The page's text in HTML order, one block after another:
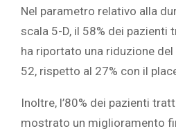
Nel parametro relativo alla
scala 5-D, il 58% dei
ha riportato una riduzione
52, rispetto al 27% con il
Inoltre, l’80% dei pazienti
mostrato un miglioramento